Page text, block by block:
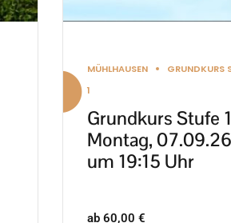
MÜHLHAUSEN
GRUNDKURS
1
Grundkurs Stufe
Montag,
um 19:15 Uhr
ab60,00€
gewählt
werden